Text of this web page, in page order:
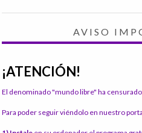
AVISO
¡ATENCIÓN!
El denominado "mundo libre" ha censurado
Para poder seguir viéndolo en nuestro